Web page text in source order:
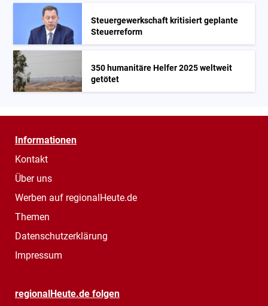
Steuergewerkschaft kritisiert geplante
Steuerreform
350 humanitäre Helfer 2025 weltweit
getötet
Informationen
Kontakt
Über uns
Werben auf regionalHeute.de
Themen
Datenschutzerklärung
Impressum
regionalHeute.de folgen